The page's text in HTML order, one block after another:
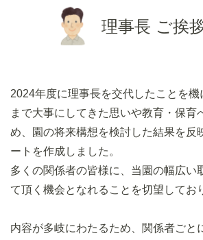
理事長 ご挨
2024年度に理事長を交代したことを
まで大事にしてきた思いや教育・保育
め、園の将来構想を検討した結果を反
ートを作成しました。
多くの関係者の皆様に、当園の幅広い
て頂く機会となれることを切望してお
内容が多岐にわたるため、関係者ごと